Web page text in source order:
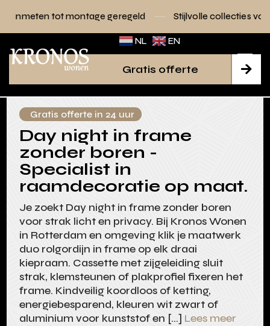
geregeld Stijlvolle collecties voor elk interieur
NL EN

Gratis offerte
Gratis offerte in 24 uur
Day night in frame
zonder boren -
Specialist in
raamdecoratie op maat.
Je zoekt Day night in frame zonder boren
voor strak licht en privacy. Bij Kronos Wonen
in Rotterdam en omgeving klik je maatwerk
duo rolgordijn in frame op elk draai
kiepraam. Cassette met zijgeleiding sluit
strak, klemsteunen of plakprofiel fixeren het
frame. Kindveilig koordloos of ketting,
energiebesparend, kleuren wit zwart of
aluminium voor kunststof en […] Lees meer